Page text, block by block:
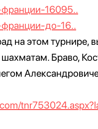
16095..
до-16..
на этом турнире,
Браво,